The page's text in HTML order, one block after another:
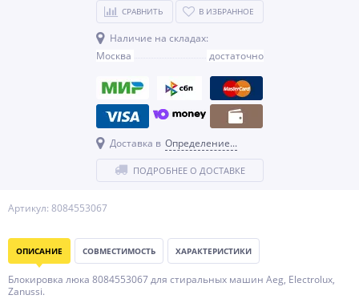
Артикул: 8084553067
СРАВНИТЬ В ИЗБРАННОЕ
Наличие на складах:
Москва
достаточно
Доставка в Определение...
ПОДРОБНЕЕ О ДОСТАВКЕ
ОПИСАНИЕ СОВМЕСТИМОСТЬ ХАРАКТЕРИСТИКИ
Блокировка люка 8084553067 для стиральных машин Aeg, Electrolux,
Zanussi.